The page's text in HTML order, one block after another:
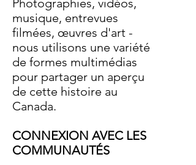
Photographies, vidéos,
musique, entrevues
filmées, œuvres d'art -
nous utilisons une variété
de formes multimédias
pour partager un aperçu
de cette histoire au
Canada.
CONNEXION AVEC LES
COMMUNAUTÉS